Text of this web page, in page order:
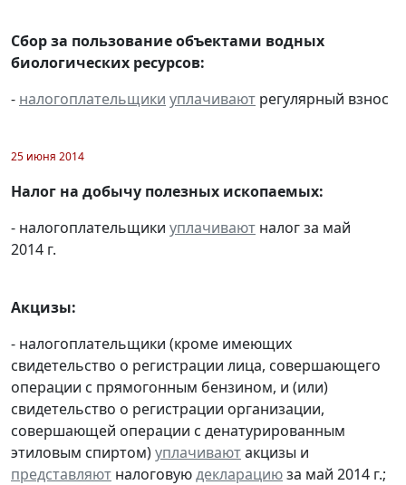
Сбор за пользование объектами водных
биологических ресурсов:
- налогоплательщики уплачивают регулярный взнос
25 июня 2014
Налог на добычу полезных ископаемых:
- налогоплательщики уплачивают налог за май
2014 г.
Акцизы:
- налогоплательщики (кроме имеющих
свидетельство о регистрации лица, совершающего
операции с прямогонным бензином, и (или)
свидетельство о регистрации организации,
совершающей операции с денатурированным
этиловым спиртом)уплачиваютакцизы и
представляют налоговуюдекларациюза май 2014 г.;